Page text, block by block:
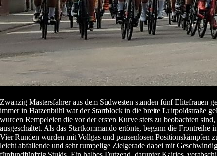
Zwanzig Mastersfahrer aus dem Südwesten standen fünf Elitefrauen
immer in Hatzenbühl war der Startblock in die breite Luitpoldstraße
wurden Rempeleien die vor der ersten Kurve stets zu beobachten
ausgeschaltet. Als das Startkommando ertönte, begann die Frontreihe
Vier Runden wurden mit Vollgas und pausenlosen Positionskämpfen
leicht abfallende und sehr rumpelige Zielgerade dabei mit
fünfundfünfzig Stukis. Ein halbes Dutzend, darunter Kairies,